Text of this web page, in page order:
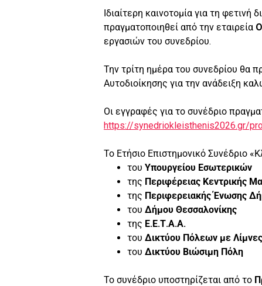
Ιδιαίτερη καινοτομία για τη
πραγματοποιηθεί από την εταιρεία
εργασιών του συνεδρίου.
Την τρίτη ημέρα του συνεδρίου θα
Αυτοδιοίκησης για την ανάδειξη
Οι εγγραφές για το συνέδριο
https://synedriokleisthenis2026.gr/
Το Ετήσιο Επιστημονικό Συνέδριο
του Υπουργείου Εσωτερικών
της Περιφέρειας Κεντρικής
της Περιφερειακής Ένωσης
του Δήμου Θεσσαλονίκης
της Ε.Ε.Τ.Α.Α.
του Δικτύου Πόλεων με Λίμνες
του Δικτύου Βιώσιμη Πόλη
Το συνέδριο υποστηρίζεται από το